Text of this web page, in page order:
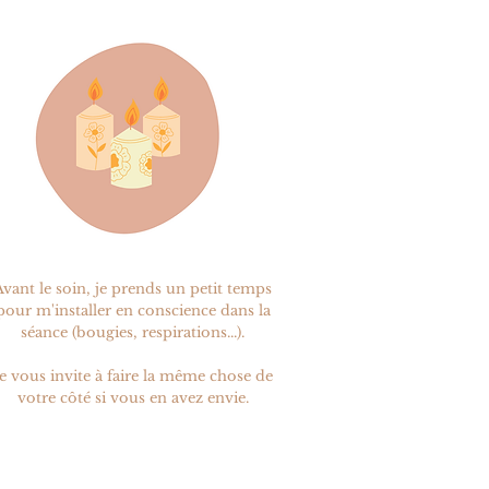
le soin, je prends un petit temps
m'installer en conscience dans la
séance (bougies, respirations...).
vous invite à faire la même chose de
votre côté si vous en avez envie.